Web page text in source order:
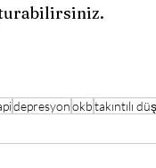
depresyonokbtakıntılı